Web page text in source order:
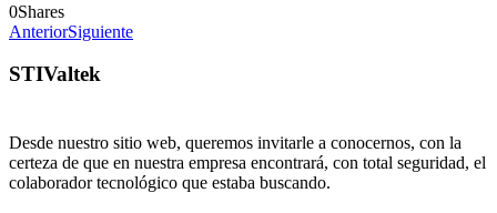
0Shares
AnteriorSiguiente
STIValtek
Desde nuestro sitio web, queremos invitarle a conocernos, con la
certeza de que en nuestra empresa encontrará, con total seguridad, el
colaborador tecnológico que estaba buscando.